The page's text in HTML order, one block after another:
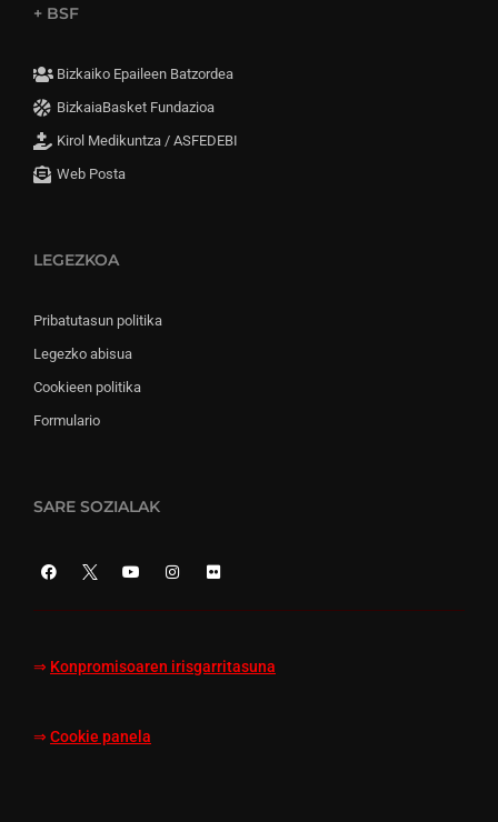
+ BSF
Bizkaiko Epaileen Batzordea
BizkaiaBasket Fundazioa
Kirol Medikuntza / ASFEDEBI
Web Posta
LEGEZKOA
Pribatutasun politika
Legezko abisua
Cookieen politika
Formulario
SARE SOZIALAK
⇒ Konpromisoaren irisgarritasuna
⇒ Cookie panela